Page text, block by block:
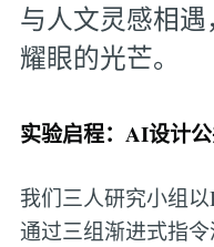
与人文灵感相
耀眼的光芒。
实验启程：AI设计
我们三人研究小组
通过三组渐进式指令